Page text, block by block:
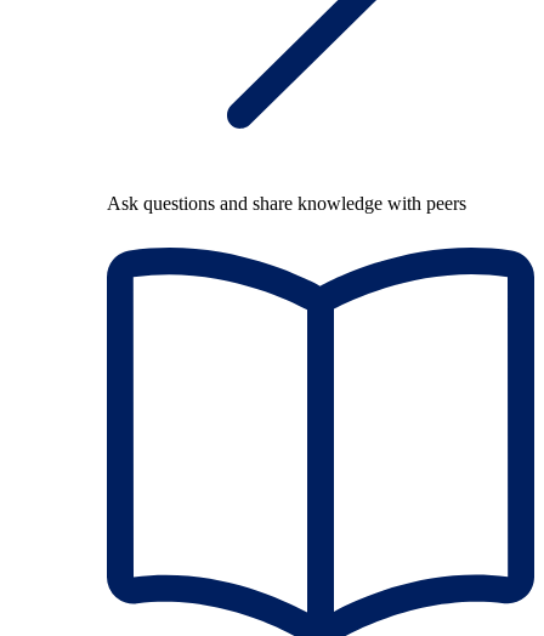
Ask questions and share knowledge with peers